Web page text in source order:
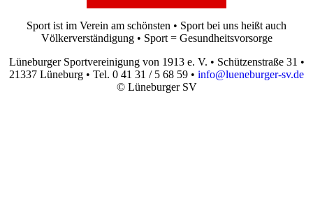
Sport ist im Verein am schönsten • Sport bei uns heißt auch
Völkerverständigung • Sport = Gesundheitsvorsorge
Lüneburger Sportvereinigung von 1913 e. V. • Schützenstraße 31 •
21337 Lüneburg • Tel. 0 41 31 / 5 68 59 • info@lueneburger-sv.de
© Lüneburger SV